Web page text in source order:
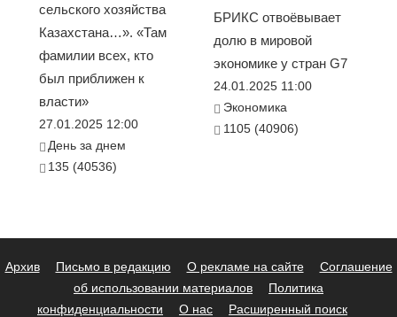
сельского хозяйства
Казахстана…». «Там
фамилии всех, кто
был приближен к
власти»
27.01.2025 12:00
День за днем
135 (40536)
БРИКС отвоёвывает
долю в мировой
экономике у стран G7
24.01.2025 11:00
Экономика
1105 (40906)
Архив Письмо в редакцию О рекламе на сайте
Соглашение
об использовании материалов
Политика
конфиденциальности
О нас Расширенный поиск